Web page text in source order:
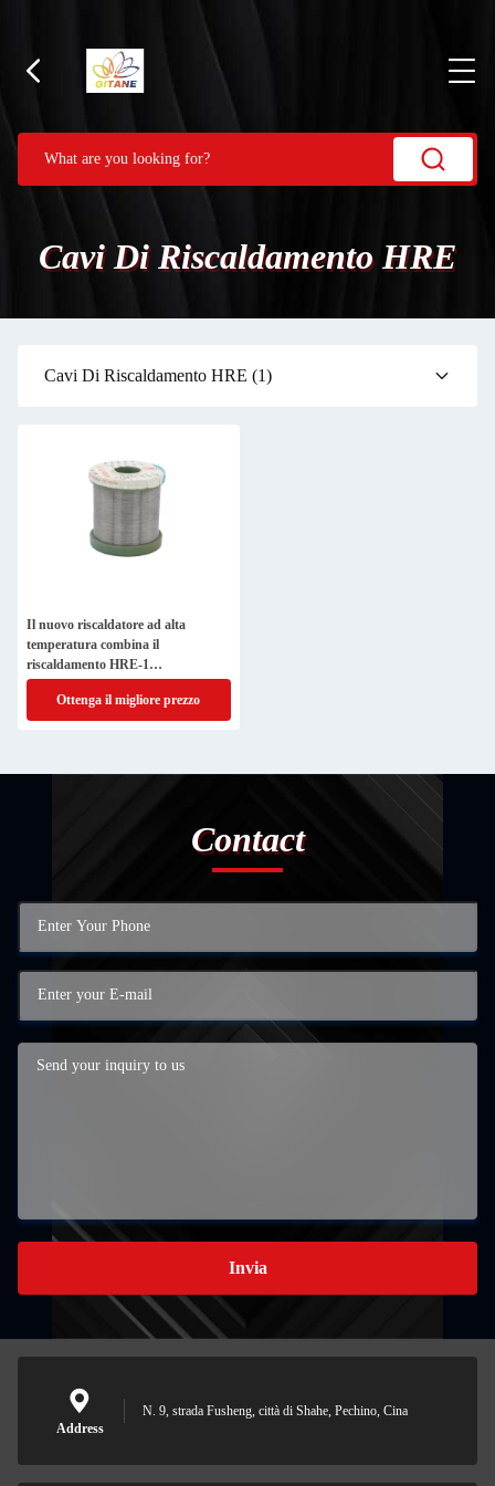
Cavi Di Riscaldamento HRE
Cavi Di Riscaldamento HRE (1)
Il nuovo riscaldatore ad alta
temperatura combina il
riscaldamento HRE-1
personalizzato
Ottenga il migliore prezzo
Contact
Invia
Address
N. 9, strada Fusheng, città di Shahe, Pechino, Cina